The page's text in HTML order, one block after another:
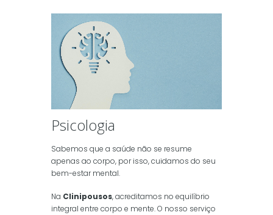
Psicologia
Sabemos que a saúde não se resume
apenas ao corpo, por isso, cuidamos do seu
bem-estar mental.
Na Clinipousos, acreditamos no equilíbrio
integral entre corpo e mente. O nosso serviço